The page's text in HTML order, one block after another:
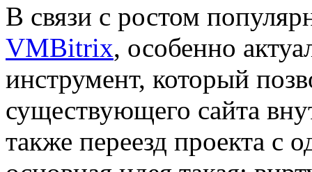
В связи с ростом
VMBitrix, особенно
инструмент, который
существующего сайта
также переезд проекта